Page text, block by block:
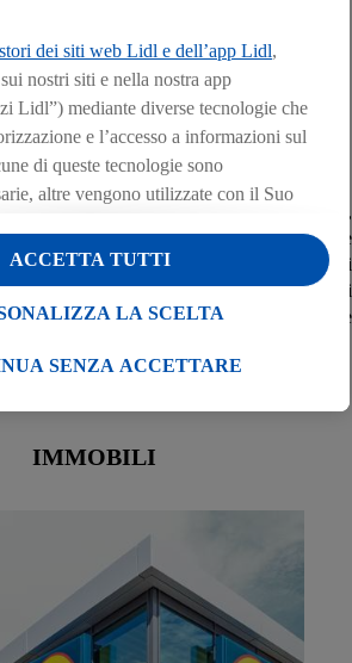
lavori nei media e hai domande su Lidl Italia,
il nostro Media Center dove potrai trovare
stampa diramati, il materiale fotografico e i
Lidl. Ti preghiamo di notare che questi
alle richieste da parte dei media e non alle
IMMOBILI
dei siti web Lidl e dell’app Lidl,
nostri siti e nella nostra app
Lidl”) mediante diverse tecnologie che
e l’accesso a informazioni sul
di queste tecnologie sono
altre vengono utilizzate con il Suo
per la visualizzazione di contenuti
all’interno e all’esterno dei Servizi
Lidl Plus, anche i dati relativi
dei Suoi dati e consultare ulteriori
al trattamento.
tecnicamente necessarie. Cliccando
a tutti i trattamenti per tutte le finalità
informazioni, comprese quelle relative
dei dati e al Suo diritto di revocare
in qualsiasi momento con effetto per il
nella nostra
informativa privacy.Le
SENZA ACCETTARE
LA SCELTA
ACCETTA TUTTI